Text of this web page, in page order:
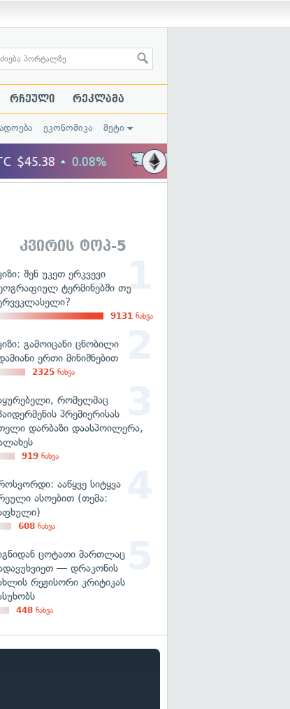
რჩეული რეკლამა
ეკონომიკა მეტი
კვირის ტოპ-5
შენ უკეთ ერკვევი
ტერმინებში თუ
9131 ნახვა
გამოიცანი ცნობილი
ერთი მინიშნებით
2325 ნახვა
რომელმაც
პრემიერისას
დარბაზი დაასპოილერა,
919 ნახვა
ააწყვე სიტყვა
ასოებით (თემა:
608 ნახვა
ცოტათი მართლაც
— დრაკონის
რეჟისორი კრიტიკას
448 ნახვა